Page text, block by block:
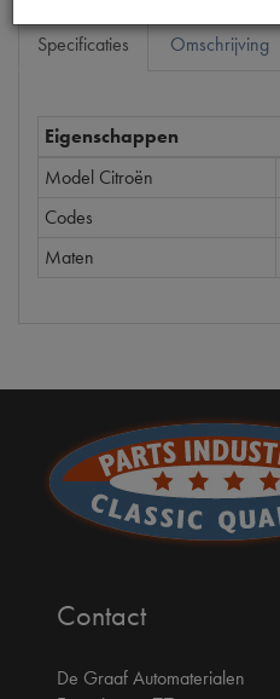
Specificaties Omschrijving
Eigenschappen
Model Citroën
Codes
Maten
Contact
De Graaf Automaterialen